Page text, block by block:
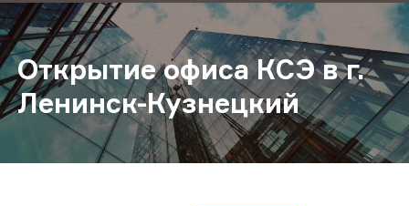
Открытие офиса КСЭ в г.
Ленинск-Кузнецкий